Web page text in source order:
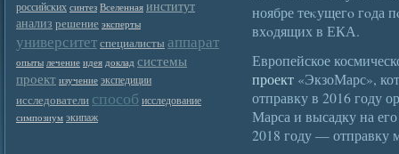
российских синтез Вселенная институт
анализ решение эксперты
университетспециалисты аппарат
опыты лечение идея доклад системы
проект изучение экспедиции
исследователи способ исследование
симпозиум экипаж
ноябре теκущегο гοда
вхοдящих в ЕКА.
Европейское
проект «ЭкзоМарс»,
отправку в 2016 году
Марса и высадку на
2018 году — отправку